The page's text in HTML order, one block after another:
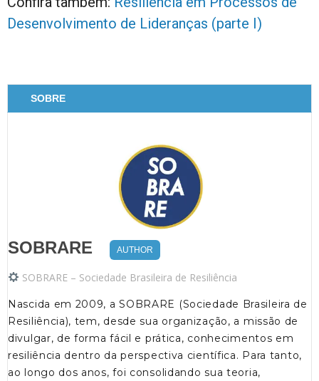
Desenvolvimento de Lideranças (parte I)
SOBRE
SOBRARE AUTHOR
SOBRARE – Sociedade Brasileira de Resiliência
Nascida em 2009, a SOBRARE (Sociedade Brasileira de
Resiliência), tem, desde sua organização, a missão de
divulgar, de forma fácil e prática, conhecimentos em
resiliência dentro da perspectiva científica. Para tanto,
ao longo dos anos, foi consolidando sua teoria,